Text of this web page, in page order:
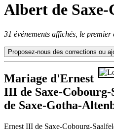
Albert de
31 événements affichés, le
Mariage d'Ernest
III de Saxe-Cobourg-
de Saxe-Gotha-
Ernest III de Saxe-Cobourg-